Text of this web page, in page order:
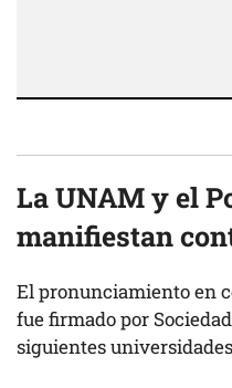
La UNAM y el
manifiestan
El pronunciamiento en
fue firmado por
siguientes